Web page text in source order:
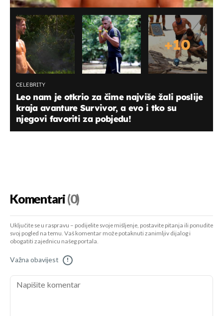
+10
CELEBRITY
Leo nam je otkrio za čime najviše žali poslije
kraja avanture Survivor, a evo i tko su
njegovi favoriti za pobjedu!
Komentari(0)
Uključite se u raspravu – podijelite svoje mišljenje, postavite pitanja ili ponudite
svoj pogled na temu. Vaš komentar može potaknuti zanimljiv dijalog i
obogatiti zajednicu našeg portala.
Važna obavijest !